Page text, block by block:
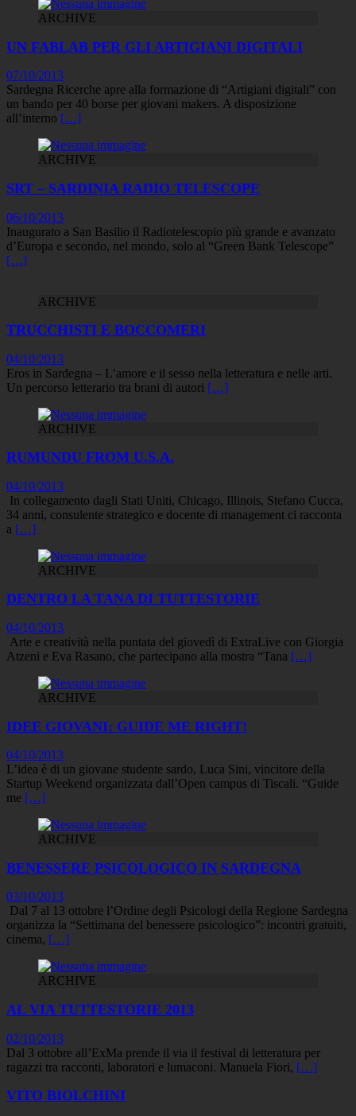
ARCHIVE
UN FABLAB PER GLI ARTIGIANI DIGITALI
07/10/2013
Sardegna Ricerche apre alla formazione di “Artigiani digitali” con
un bando per 40 borse per giovani makers. A disposizione
all’interno […]
ARCHIVE
SRT – SARDINIA RADIO TELESCOPE
06/10/2013
Inaugurato a San Basilio il Radiotelescopio più grande e avanzato
d’Europa e secondo, nel mondo, solo al “Green Bank Telescope”
[…]
ARCHIVE
TRUCCHISTI E BOCCOMERI
04/10/2013
Eros in Sardegna – L’amore e il sesso nella letteratura e nelle arti.
Un percorso letterario tra brani di autori […]
ARCHIVE
RUMUNDU FROM U.S.A.
04/10/2013
In collegamento dagli Stati Uniti, Chicago, Illinois, Stefano Cucca,
34 anni, consulente strategico e docente di management ci racconta
a […]
ARCHIVE
DENTRO LA TANA DI TUTTESTORIE
04/10/2013
Arte e creatività nella puntata del giovedì di ExtraLive con Giorgia
Atzeni e Eva Rasano, che partecipano alla mostra “Tana […]
ARCHIVE
IDEE GIOVANI: GUIDE ME RIGHT!
04/10/2013
L’idea è di un giovane studente sardo, Luca Sini, vincitore della
Startup Weekend organizzata dall’Open campus di Tiscali. “Guide
me […]
ARCHIVE
BENESSERE PSICOLOGICO IN SARDEGNA
03/10/2013
Dal 7 al 13 ottobre l’Ordine degli Psicologi della Regione Sardegna
organizza la “Settimana del benessere psicologico”: incontri gratuiti,
cinema, […]
ARCHIVE
AL VIA TUTTESTORIE 2013
02/10/2013
Dal 3 ottobre all’ExMa prende il via il festival di letteratura per
ragazzi tra racconti, laboratori e lumaconi. Manuela Fiori, […]
VITO BIOLCHINI